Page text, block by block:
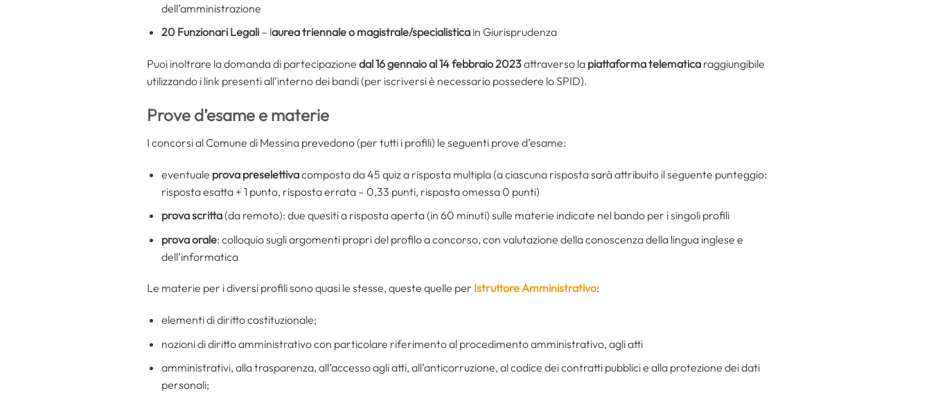
dell’amministrazione
20 Funzionari Legali– laurea triennale o magistrale/specialistica in Giurisprudenza
Puoi inoltrare la domanda di partecipazione dal 16 gennaio al 14 febbraio 2023attraverso la piattaforma telematica raggiungibile
utilizzando i link presenti all’interno dei bandi (per iscriversi è necessario possedere lo SPID).
Prove d’esame e materie
I concorsi al Comune di Messina prevedono (per tutti i profili) le seguenti prove d’esame:
eventuale prova preselettivacomposta da 45 quiz a risposta multipla (a ciascuna risposta sarà attribuito il seguente punteggio:
risposta esatta + 1 punto, risposta errata – 0,33 punti, risposta omessa 0 punti)
prova scritta(da remoto): due quesiti a risposta aperta (in 60 minuti) sulle materie indicate nel bando per i singoli profili
prova orale: colloquio sugli argomenti propri del profilo a concorso, con valutazione della conoscenza della lingua inglese e
dell’informatica
Le materie per i diversi profili sono quasi le stesse, queste quelle per Istruttore Amministrativo:
elementi di diritto costituzionale;
nozioni di diritto amministrativo con particolare riferimento al procedimento amministrativo, agli atti
amministrativi, alla trasparenza, all’accesso agli atti, all’anticorruzione, al codice dei contratti pubblici e alla protezione dei dati
personali;